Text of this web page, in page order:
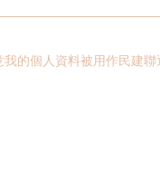
的個人資料被用作民建聯